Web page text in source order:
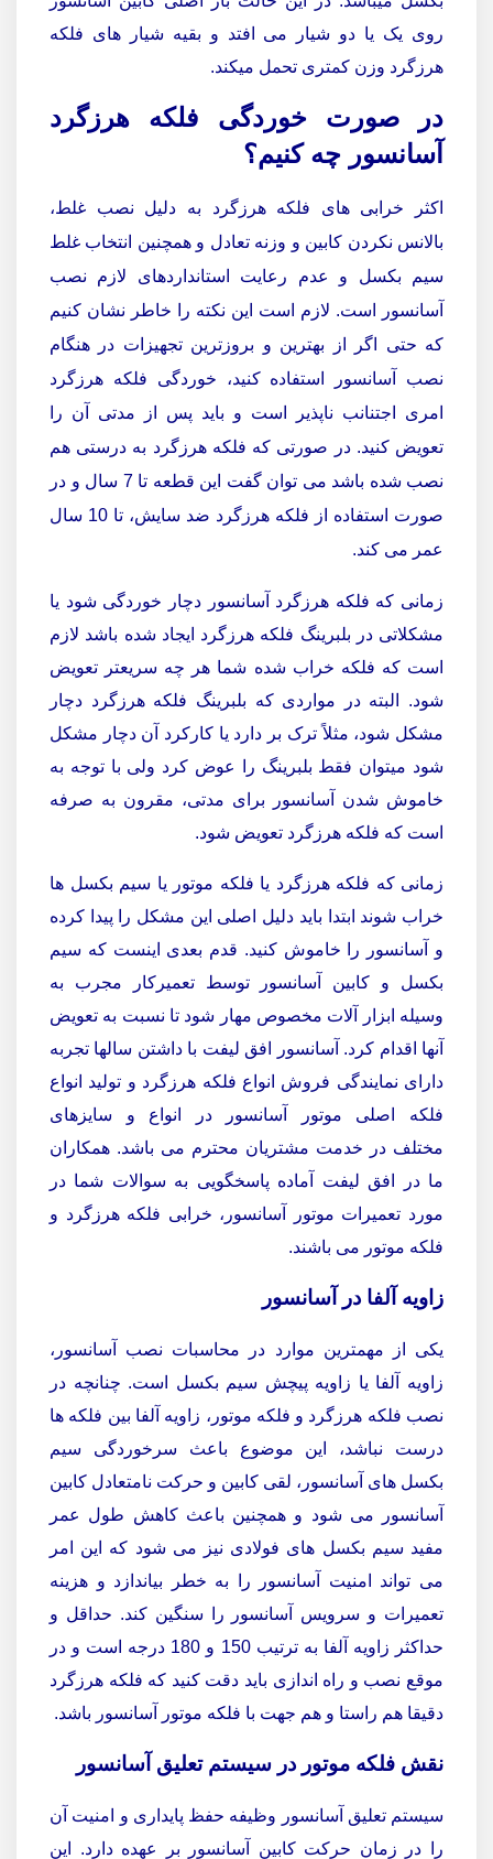
روی یک یا دو شیار می افتد و بقیه شیار های فلکه
هرزگرد وزن کمتری تحمل میکند.
در صورت خوردگی فلکه هرزگرد
آسانسور چه کنیم؟
اکثر خرابی های فلکه هرزگرد به دلیل نصب غلط،
بالانس نکردن کابین و وزنه تعادل و همچنین انتخاب غلط
سیم بکسل و عدم رعایت استانداردهای لازم نصب
آسانسور است. لازم است این نکته را خاطر نشان کنیم
که حتی اگر از بهترین و بروزترین تجهیزات در هنگام
نصب آسانسور استفاده کنید، خوردگی فلکه هرزگرد
امری اجتنانب ناپذیر است و باید پس از مدتی آن را
تعویض کنید. در صورتی که فلکه هرزگرد به درستی هم
نصب شده باشد می توان گفت این قطعه تا 7 سال و در
صورت استفاده از فلکه هرزگرد ضد سایش، تا 10 سال
عمر می کند.
زمانی که فلکه هرزگرد آسانسور دچار خوردگی شود یا
مشکلاتی در بلبرینگ فلکه هرزگرد ایجاد شده باشد لازم
است که فلکه خراب شده شما هر چه سریعتر تعویض
شود. البته در مواردی که بلبرینگ فلکه هرزگرد دچار
مشکل شود، مثلاً ترک بر دارد یا کارکرد آن دچار مشکل
شود میتوان فقط بلبرینگ را عوض کرد ولی با توجه به
خاموش شدن آسانسور برای مدتی، مقرون به صرفه
است که فلکه هرزگرد تعویض شود.
زمانی که فلکه هرزگرد یا فلکه موتور یا سیم بکسل ها
خراب شوند ابتدا باید دلیل اصلی این مشکل را پیدا کرده
و آسانسور را خاموش کنید. قدم بعدی اینست که سیم
بکسل و کابین آسانسور توسط تعمیرکار مجرب به
وسیله ابزار آلات مخصوص مهار شود تا نسبت به تعویض
آنها اقدام کرد. آسانسور افق لیفت با داشتن سالها تجربه
دارای نمایندگی فروش انواع فلکه هرزگرد و تولید انواع
فلکه اصلی موتور آسانسور در انواع و سایزهای
مختلف در خدمت مشتریان محترم می باشد. همکاران
ما در افق لیفت آماده پاسخگویی به سوالات شما در
مورد تعمیرات موتور آسانسور، خرابی فلکه هرزگرد و
فلکه موتور می باشند.
زاویه آلفا در آسانسور
یکی از مهمترین موارد در محاسبات نصب آسانسور،
زاویه آلفا یا زاویه پیچش سیم بکسل است. چنانچه در
نصب فلکه هرزگرد و فلکه موتور، زاویه آلفا بین فلکه ها
درست نباشد، این موضوع باعث سرخوردگی سیم
بکسل های آسانسور، لقی کابین و حرکت نامتعادل کابین
آسانسور می شود و همچنین باعث کاهش طول عمر
مفید سیم بکسل های فولادی نیز می شود که این امر
می تواند امنیت آسانسور را به خطر بیاندازد و هزینه
تعمیرات و سرویس آسانسور را سنگین کند. حداقل و
حداکثر زاویه آلفا به ترتیب 150 و 180 درجه است و در
موقع نصب و راه اندازی باید دقت کنید که فلکه هرزگرد
دقیقا هم راستا و هم جهت با فلکه موتور آسانسور باشد.
نقش فلکه موتور در سیستم تعلیق آسانسور
سیستم تعلیق آسانسور وظیفه حفظ پایداری و امنیت آن
را در زمان حرکت کابین آسانسور بر عهده دارد.
این